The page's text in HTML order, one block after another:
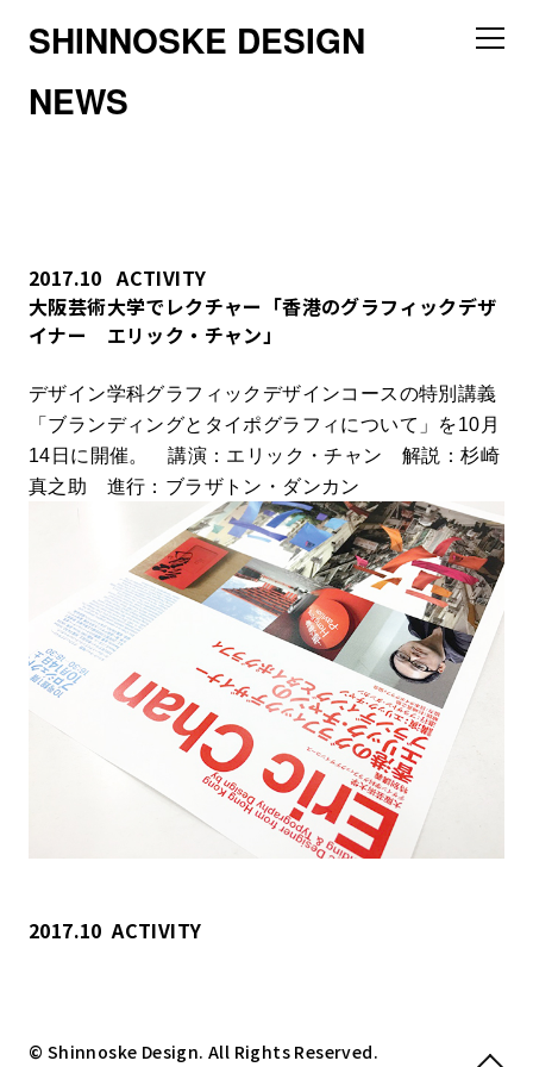
SHINNOSKE DESIGN
NEWS
2017.10 ACTIVITY
大阪芸術大学でレクチャー「香港のグラフィックデザ
イナー エリック・チャン」
デザイン学科グラフィックデザインコースの特別講義
「ブランディングとタイポグラフィについて」を10月
14日に開催。 講演：エリック・チャン 解説：杉崎
真之助 進行：ブラザトン・ダンカン
2017.10 ACTIVITY
© Shinnoske Design. All Rights Reserved.